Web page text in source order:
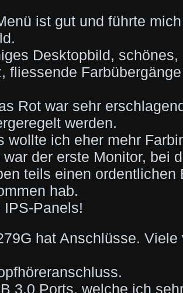
ist gut und führte
Desktopbild,
fliessende
Rot war sehr
werden.
wollte ich eher mehr
war der erste Monitor, bei
teils einen ordentlichen
hab.
IPS-Panels!
hat Anschlüsse.
3.0 Ports, welche ich